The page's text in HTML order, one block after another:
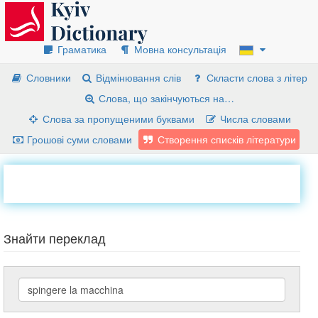
Граматика
Мовна консультація
Словники
Відмінювання слів
Скласти слова з літер
Слова, що закінчуються на…
Слова за пропущеними буквами
Числа словами
Грошові суми словами
Створення списків літератури
Знайти переклад